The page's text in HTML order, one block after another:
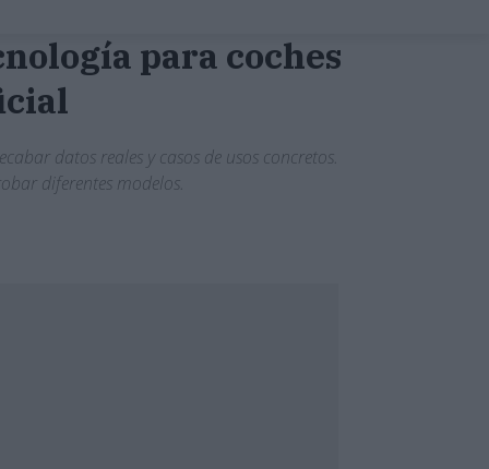
para coches
datos reales y casos de usos concretos.
diferentes modelos.